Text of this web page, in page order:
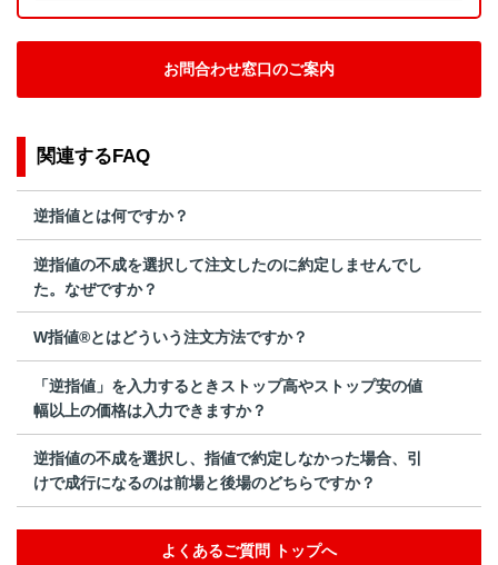
お問合わせ窓口のご案内
関連するFAQ
逆指値とは何ですか？
逆指値の不成を選択して注文したのに約定しませんでし
た。なぜですか？
W指値®とはどういう注文方法ですか？
「逆指値」を入力するときストップ高やストップ安の値
幅以上の価格は入力できますか？
逆指値の不成を選択し、指値で約定しなかった場合、引
けで成行になるのは前場と後場のどちらですか？
よくあるご質問 トップへ